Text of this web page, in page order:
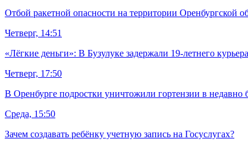
Отбой ракетной опасности на территории Оренбургской
Четверг, 14:51
«Лёгкие деньги»: В Бузулуке задержали 19-летнего
Четверг, 17:50
В Оренбурге подростки уничтожили гортензии в недавно
Среда, 15:50
Зачем создавать ребёнку учетную запись на Госуслугах?